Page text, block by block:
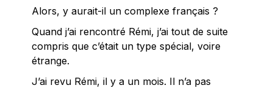
Alors, y aurait-il un complexe français ?
Quand j’ai rencontré Rémi, j’ai tout de suite
compris que c’était un type spécial, voire
étrange.
J’ai revu Rémi, il y a un mois. Il n’a pas